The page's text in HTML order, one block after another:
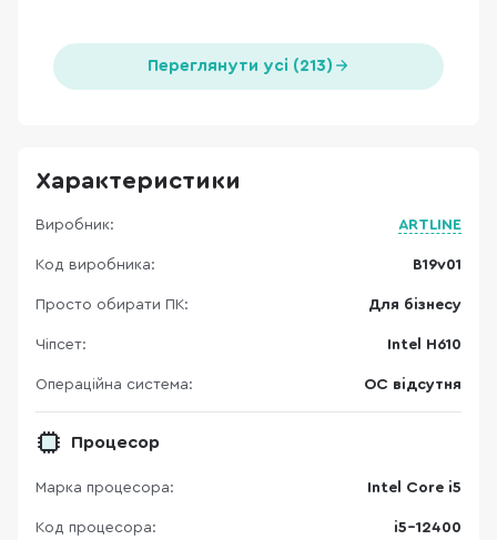
Переглянути усі (213)
Характеристики
Виробник: ARTLINE
Код виробника: B19v01
Просто обирати ПК: Для бізнесу
Чіпсет: Intel H610
Операційна система: ОС відсутня
Процесор
Марка процесора: Intel Core i5
Код процесора: i5-12400